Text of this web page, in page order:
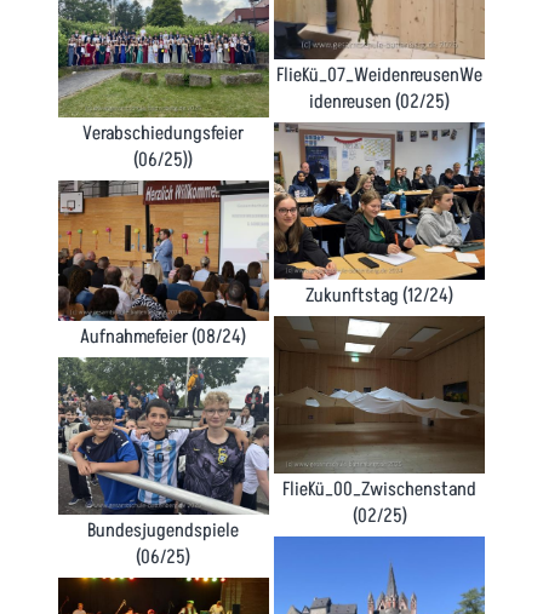
FlieKü_07_WeidenreusenWe
idenreusen (02/25)
Verabschiedungsfeier
(06/25))
Zukunftstag (12/24)
Aufnahmefeier (08/24)
FlieKü_00_Zwischenstand
(02/25)
Bundesjugendspiele
(06/25)